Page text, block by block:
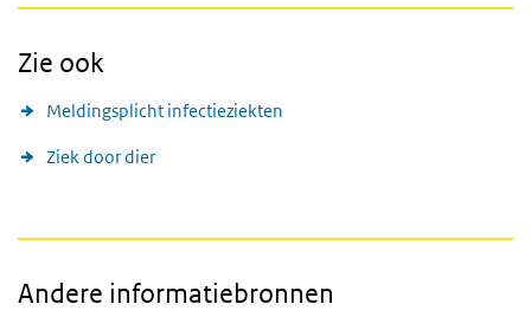
Zie ook
Meldingsplicht infectieziekten
Ziek door dier
Andere informatiebronnen